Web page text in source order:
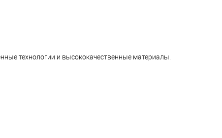
технологии и высококачественные материалы.